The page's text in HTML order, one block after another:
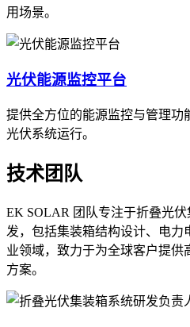
用场景。
光伏能源监控平台
提供全方位的能源监控与管理功
光伏系统运行。
技术团队
EK SOLAR 团队专注于折叠光
发，包括集装箱结构设计、电力
业领域，致力于为全球客户提
方案。